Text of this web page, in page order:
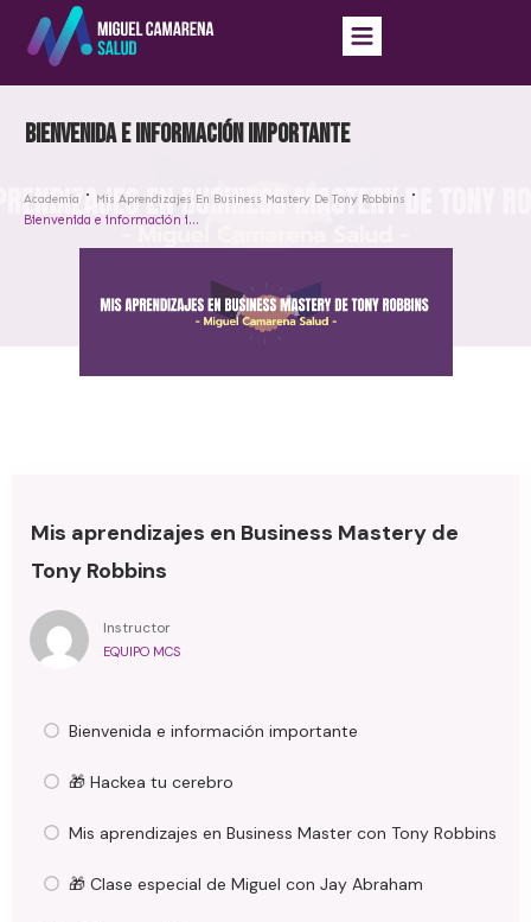
Bienvenida e información importante
Academia Mis Aprendizajes En Business Mastery De Tony Robbins
Bienvenida e información importante
Mis aprendizajes en Business Mastery de
Tony Robbins
Instructor
EQUIPO MCS
Bienvenida e información importante
🎁 Hackea tu cerebro
Mis aprendizajes en Business Master con Tony Robbins
🎁 Clase especial de Miguel con Jay Abraham